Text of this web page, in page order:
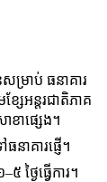
រាប់ ធនាគារ
សែអន្តរជាតិភាគ
ខាផ្សេង។
ាគារផ្ញើ។
ថ្ងៃធ្វើការ។